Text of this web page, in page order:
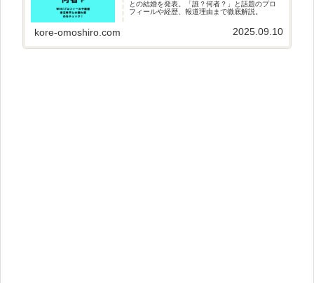
との結婚を発表。「誰？何者？」と話題のプロ
フィールや経歴、報道理由まで徹底解説。
kore-omoshiro.com 2025.09.10